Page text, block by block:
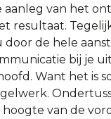
aanleg van het
resultaat.
de hele
bij je
Want het is
van de